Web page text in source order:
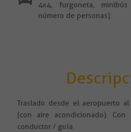
4x4, furgoneta,
número de personas).
Traslado desde el aeropuerto
(con aire acondicionado). Con
conductor / guía.